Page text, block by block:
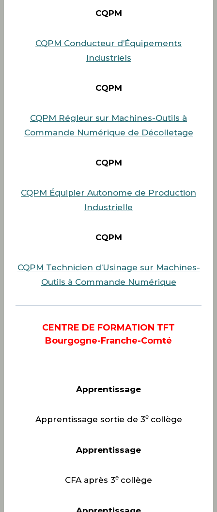
CQPM
CQPM Conducteur d’Équipements
Industriels
CQPM
CQPM Régleur sur Machines-Outils à
Commande Numérique de Décolletage
CQPM
CQPM Équipier Autonome de Production
Industrielle
CQPM
CQPM Technicien d’Usinage sur Machines-
Outils à Commande Numérique
CENTRE DE FORMATION TFT
Bourgogne-Franche-Comté
Apprentissage
Apprentissage sortie de 3e collège
Apprentissage
CFA après 3e collège